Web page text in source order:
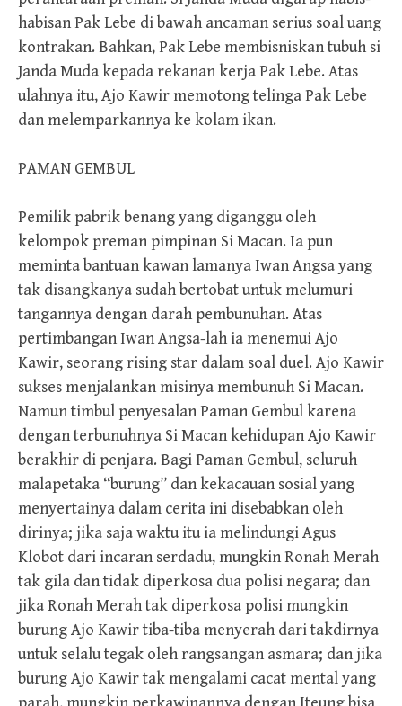
habisan Pak Lebe di bawah ancaman serius soal uang
kontrakan. Bahkan, Pak Lebe membisniskan tubuh si
Janda Muda kepada rekanan kerja Pak Lebe. Atas
ulahnya itu, Ajo Kawir memotong telinga Pak Lebe
dan melemparkannya ke kolam ikan.
PAMAN GEMBUL
Pemilik pabrik benang yang diganggu oleh
kelompok preman pimpinan Si Macan. Ia pun
meminta bantuan kawan lamanya Iwan Angsa yang
tak disangkanya sudah bertobat untuk melumuri
tangannya dengan darah pembunuhan. Atas
pertimbangan Iwan Angsa-lah ia menemui Ajo
Kawir, seorang rising star dalam soal duel. Ajo Kawir
sukses menjalankan misinya membunuh Si Macan.
Namun timbul penyesalan Paman Gembul karena
dengan terbunuhnya Si Macan kehidupan Ajo Kawir
berakhir di penjara. Bagi Paman Gembul, seluruh
malapetaka “burung” dan kekacauan sosial yang
menyertainya dalam cerita ini disebabkan oleh
dirinya; jika saja waktu itu ia melindungi Agus
Klobot dari incaran serdadu, mungkin Ronah Merah
tak gila dan tidak diperkosa dua polisi negara; dan
jika Ronah Merah tak diperkosa polisi mungkin
burung Ajo Kawir tiba-tiba menyerah dari takdirnya
untuk selalu tegak oleh rangsangan asmara; dan jika
burung Ajo Kawir tak mengalami cacat mental yang